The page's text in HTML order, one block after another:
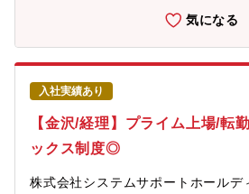
いながら、超高収益も実現しています。
と向き合いながら、会社全体の動きを俯
る役割のため、経営に近い実務経験を積
析だけでなく調整と推進まで関わりたい
活かせる環境です。
気になる
入社実績あり
【金沢/経理】プライム上場/転
ックス制度◎
株式会社システムサポートホールデ